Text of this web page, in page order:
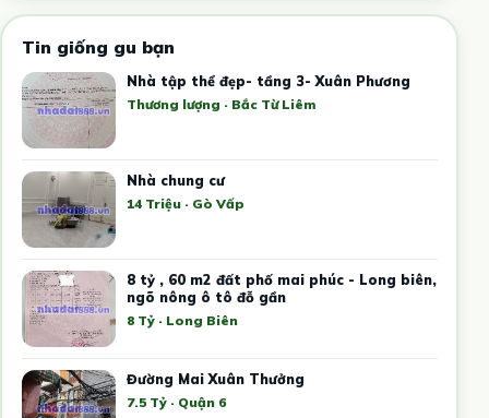
Tin giống gu bạn
Nhà tập thể đẹp- tầng 3- Xuân Phương
Thương lượng · Bắc Từ Liêm
Nhà chung cư
14 Triệu · Gò Vấp
8 tỷ , 60 m2 đất phố mai phúc - Long biên,
ngõ nông ô tô đỗ gần
8 Tỷ · Long Biên
Đường Mai Xuân Thưởng
7.5 Tỷ · Quận 6